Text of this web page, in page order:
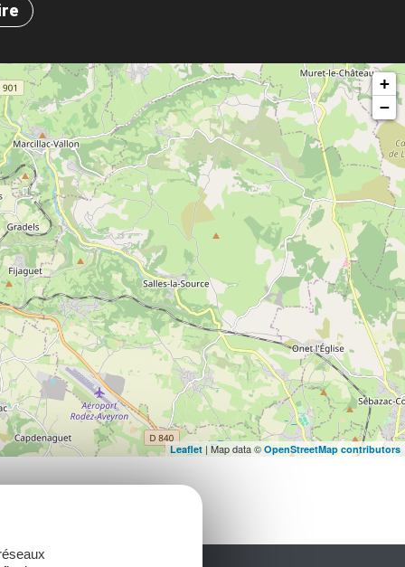
+
−
Leaflet | Map data © OpenStreetMap contributors